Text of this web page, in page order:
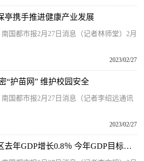
亭携手推进健康产业发展
国都市报2月27日消息（记者林师堂）2月
2023/02/27
“护苗网” 维护校园安全
国都市报2月27日消息（记者李绍远通讯
2023/02/27
市县两会｜海口美兰区去年GDP增长0.8％ 今年GDP目标增长10％左右